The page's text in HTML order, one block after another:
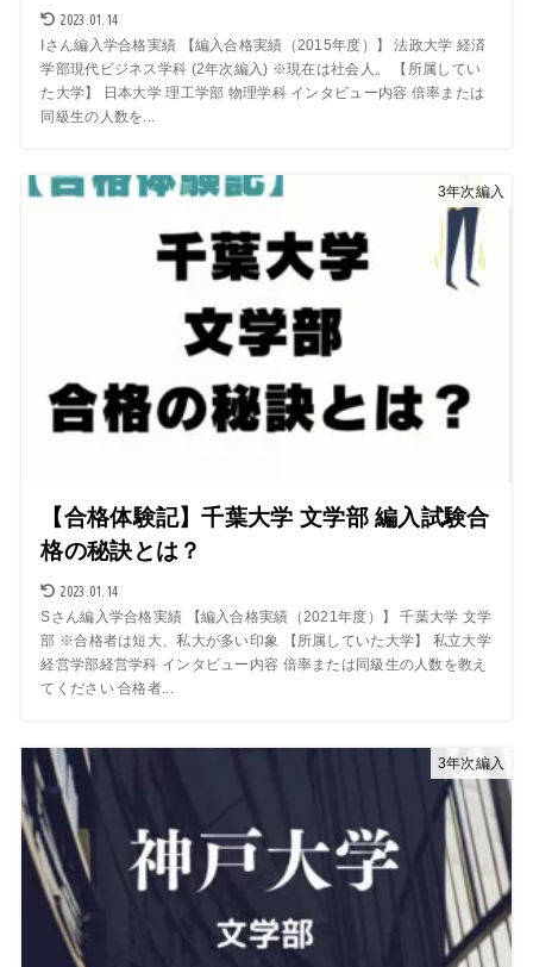
2023.01.14
Iさん編入学合格実績 【編入合格実績（2015年度）】 法政大学 経済
学部現代ビジネス学科 (2年次編入) ※現在は社会人。 【所属してい
た大学】 日本大学 理工学部 物理学科 インタビュー内容 倍率または
同級生の人数を...
3年次編入
【合格体験記】千葉大学 文学部 編入試験合
格の秘訣とは？
2023.01.14
Sさん編入学合格実績 【編入合格実績（2021年度）】 千葉大学 文学
部 ※合格者は短大、私大が多い印象 【所属していた大学】 私立大学
経営学部経営学科 インタビュー内容 倍率または同級生の人数を教え
てください 合格者...
3年次編入